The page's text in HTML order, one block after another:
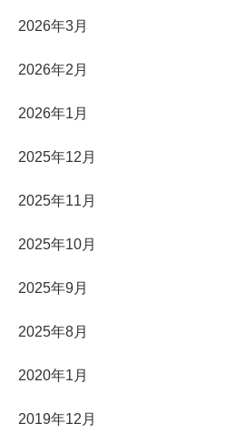
2026年3月
2026年2月
2026年1月
2025年12月
2025年11月
2025年10月
2025年9月
2025年8月
2020年1月
2019年12月